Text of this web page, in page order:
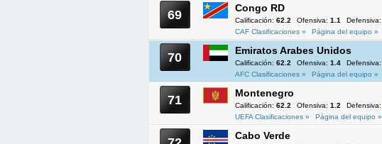
69 Congo RD
Calificación: 62.2 Ofensiva: 1.1 Defensiva:
CAF Clasificaciones »
Página del equipo »
70 Emiratos Arabes Unidos
Calificación: 62.2 Ofensiva: 1.4 Defensiva:
AFC Clasificaciones »
Página del equipo »
71 Montenegro
Calificación: 62.2 Ofensiva: 1.2 Defensiva:
UEFA Clasificaciones »
Página del equipo »
Cabo Verde